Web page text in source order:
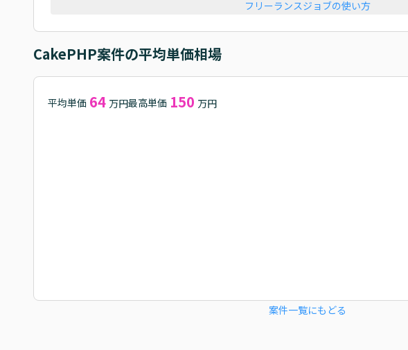
フリーランスジョブの使い方
CakePHP案件の平均単価相場
平均単価 64 万円最高単価 150 万円
案件一覧にもどる